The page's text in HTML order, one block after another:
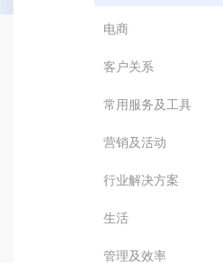
电商
客户关系
常用服务及工具
营销及活动
行业解决方案
生活
管理及效率